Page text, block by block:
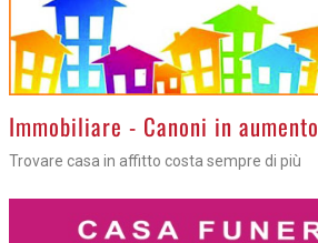
>Immobiliare - Canoni in aumento
Trovare casa in affitto costa sempre di più